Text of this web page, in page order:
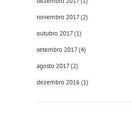
novembro 2017(2)
outubro 2017(1)
setembro 2017(4)
agosto 2017(2)
dezembro 2016(1)